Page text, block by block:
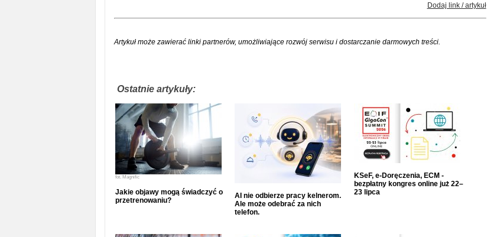
Dodaj link / artykuł
Artykuł może zawierać linki partnerów, umożliwiające rozwój serwisu i dostarczanie darmowych treści.
Ostatnie artykuły:
fot. Magnific
Jakie objawy mogą świadczyć o
przetrenowaniu?
AI nie odbierze pracy kelnerom.
Ale może odebrać za nich
telefon.
KSeF, e-Doręczenia, ECM -
bezpłatny kongres online już 22–
23 lipca